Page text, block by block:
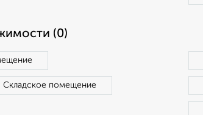
(0)
Складское помещение